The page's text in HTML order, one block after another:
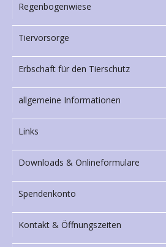
Regenbogenwiese
Tiervorsorge
Erbschaft für den Tierschutz
allgemeine Informationen
Links
Downloads & Onlineformulare
Spendenkonto
Kontakt & Öffnungszeiten